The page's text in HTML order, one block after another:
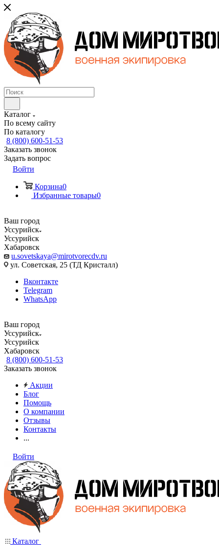
Каталог
По всему сайту
По каталогу
8 (800) 600-51-53
Заказать звонок
Задать вопрос
Войти
Корзина0
Избранные товары0
Ваш город
Уссурийск
Уссурийск
Хабаровск
u.sovetskaya@mirotvorecdv.ru
ул. Советская, 25 (ТД Кристалл)
Вконтакте
Telegram
WhatsApp
Ваш город
Уссурийск
Уссурийск
Хабаровск
8 (800) 600-51-53
Заказать звонок
Акции
Блог
Помощь
О компании
Отзывы
Контакты
...
Войти
Каталог